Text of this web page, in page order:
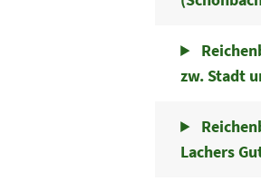
zw. Stadt
Lachers